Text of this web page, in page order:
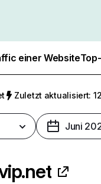
einer Website
Zuletzt aktualisiert:
Juni